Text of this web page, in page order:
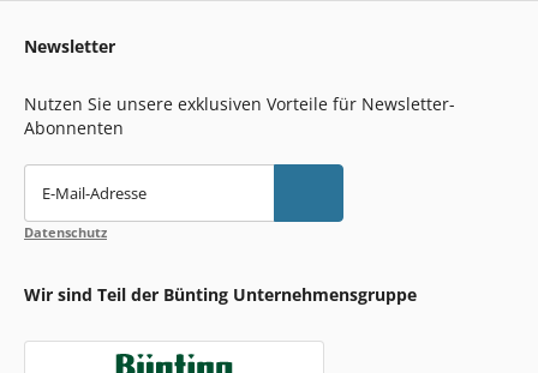
Newsletter
Nutzen Sie unsere exklusiven Vorteile für Newsletter-
Abonnenten
E-Mail-Adresse
Datenschutz
Wir sind Teil der Bünting Unternehmensgruppe